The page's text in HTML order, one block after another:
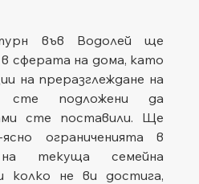
във Водолей ще
в сферата на дома, като
на преразглеждане на
сте подложени да
сте поставили. Ще
ограниченията в
на текуща семейна
колко не ви достига,